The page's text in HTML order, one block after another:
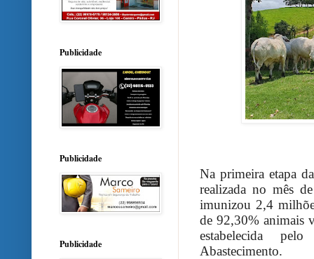
Na primeira etapa
realizada no mês
imunizou 2,4
de 92,30% animais
estabelecida
Abastecimento.
Publicidade
Publicidade
Publicidade